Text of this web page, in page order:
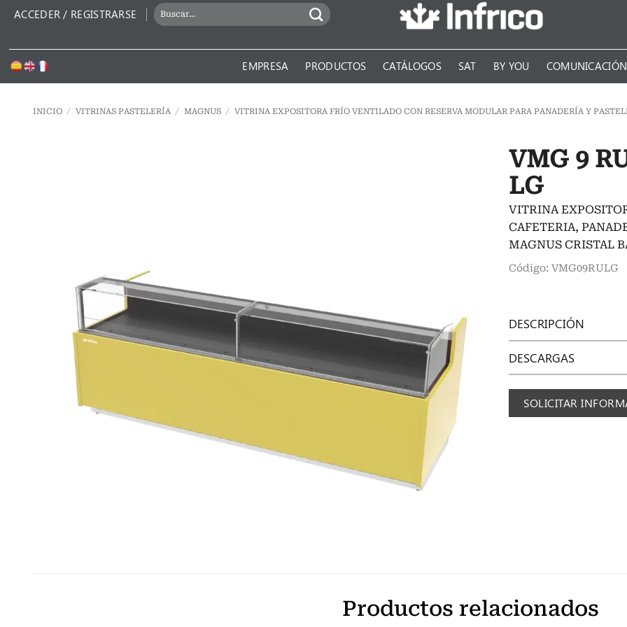
ACCEDER / REGISTRARSE
BUSCAR
POR:
EMPRESA PRODUCTOS CATÁLOGOS SAT BY YOU COMUNICACIÓN
INICIO / VITRINAS PASTELERÍA / MAGNUS / VITRINA EXPOSITORA FRÍO VENTILADO CON RESERVA MODULAR PARA PANADERÍA Y
VMG 9
LG
VITRINA
CAFETERIA,
MAGNUS CRISTAL
Código: VMG09RULG
DESCRIPCIÓN
DESCARGAS
SOLICITAR
Productos relacionados